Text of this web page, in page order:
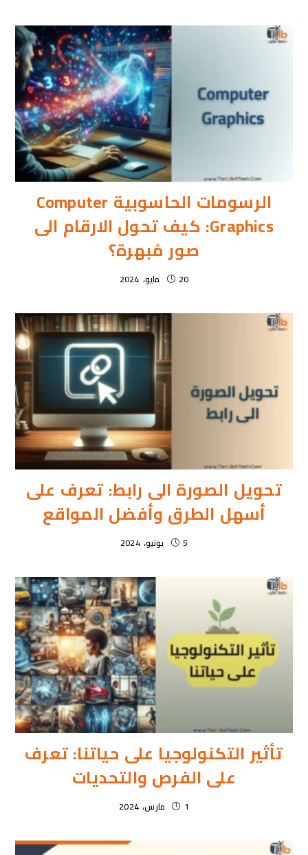
الرسومات الحاسوبية Computer
Graphics: كيف تحول الارقام الى
صور مُبهرة؟
20 مايو، 2024
تحويل الصورة الى رابط: تعرف على
أسهل الطرق وأفضل المواقع
5 يونيو، 2024
تأثير التكنولوجيا على حياتنا: تعرف
على الفرص والتحديات
1 مارس، 2024